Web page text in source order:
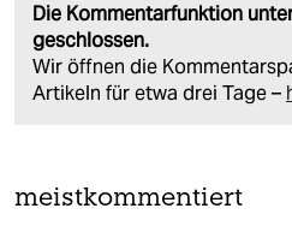
Die Kommentarfunktion
geschlossen.
Wir öffnen die
Artikeln für etwa drei Tage –
meistkommentiert